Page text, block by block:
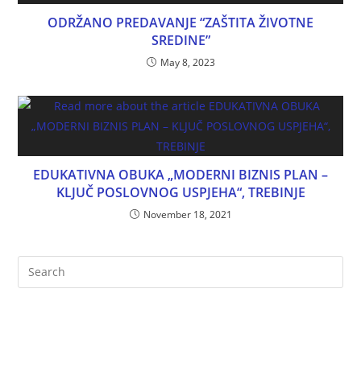
ODRŽANO PREDAVANJE “ZAŠTITA ŽIVOTNE
SREDINE”
May 8, 2023
EDUKATIVNA OBUKA „MODERNI BIZNIS PLAN –
KLJUČ POSLOVNOG USPJEHA“, TREBINJE
November 18, 2021